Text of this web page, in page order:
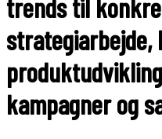
trends til
strategiarbejde,
kampagner og